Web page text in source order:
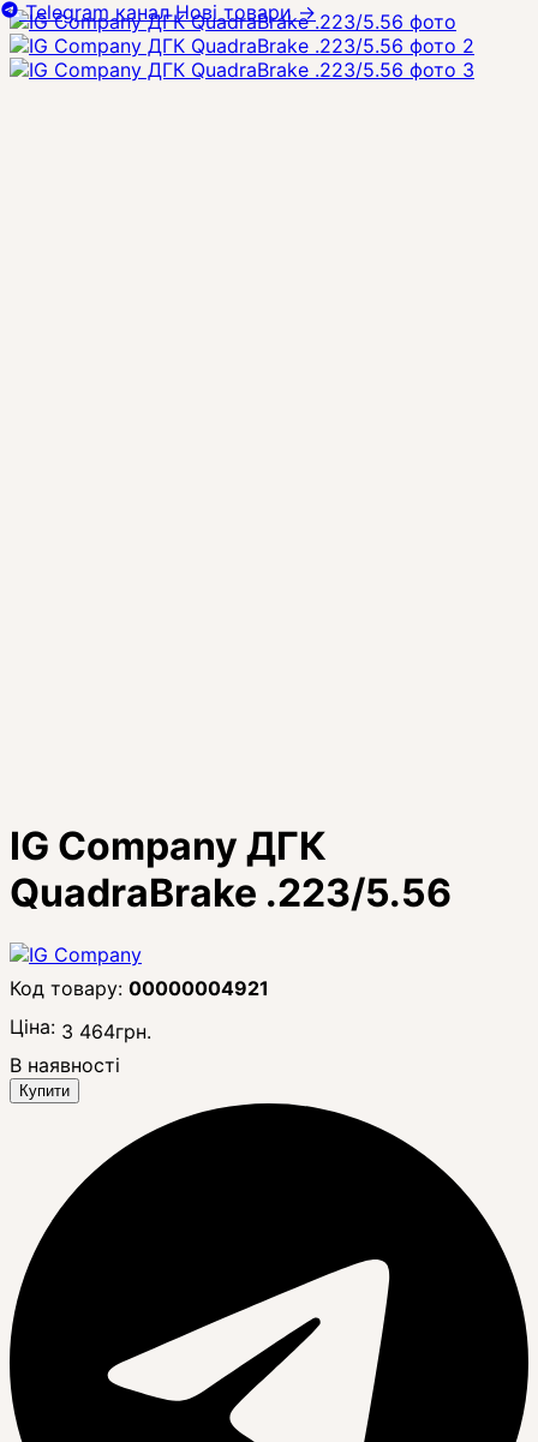
IG Company ДГК
QuadraBrake .223/5.56
00000004921
Ціна: 3 464грн.
В наявності
Купити
Telegram канал Нові товари→